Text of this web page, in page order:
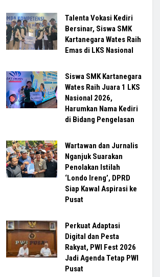
Talenta Vokasi Kediri
Bersinar, Siswa SMK
Kartanegara Wates Raih
Emas di LKS Nasional
Siswa SMK Kartanegara
Wates Raih Juara 1 LKS
Nasional 2026,
Harumkan Nama Kediri
di Bidang Pengelasan
Wartawan dan Jurnalis
Nganjuk Suarakan
Penolakan Istilah
‘Londo Ireng’, DPRD
Siap Kawal Aspirasi ke
Pusat
Perkuat Adaptasi
Digital dan Pesta
Rakyat, PWI Fest 2026
Jadi Agenda Tetap PWI
Pusat